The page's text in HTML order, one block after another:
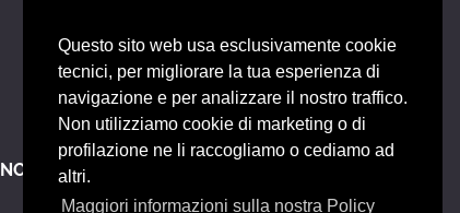
Questo sito web usa esclusivamente cookie
tecnici, per migliorare la tua esperienza di
navigazione e per analizzare il nostro traffico.
Non utilizziamo cookie di marketing o di
profilazione ne li raccogliamo o cediamo ad
altri.
Maggiori informazioni sulla nostra Policy
NOTE LEGALI